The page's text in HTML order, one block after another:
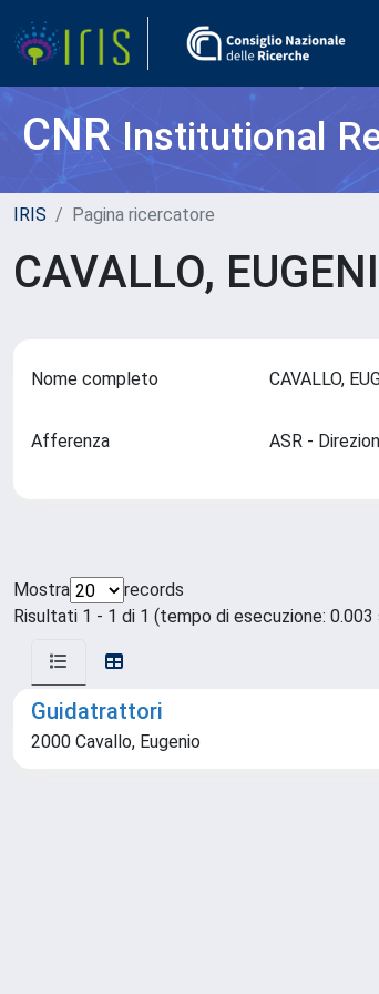
CNRInstitutional
IRIS Pagina ricercatore
CAVALLO,
Nome completo CAVALLO,
Afferenza ASR -
Mostra
records
Risultati 1 - 1 di 1 (tempo di esecuzione: 0.003
Guidatrattori
2000 Cavallo, Eugenio